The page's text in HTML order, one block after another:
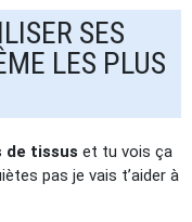
SES
LES PLUS
de tissus et tu vois ça
pas je vais t’aider à